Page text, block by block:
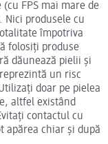
FPS mai mare de
Nici produsele cu
împotriva
folosiți produse
dăunează pielii și
un risc
doar pe pielea
altfel existând
contactul cu
apărea chiar și după